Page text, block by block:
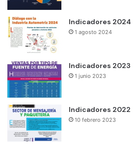
Indicadores 2024
1 agosto 2024
Indicadores 2023
1 junio 2023
Indicadores 2022
10 febrero 2023